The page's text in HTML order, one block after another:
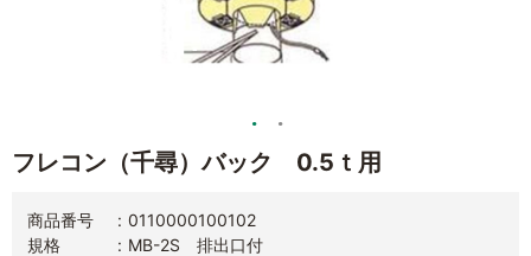
フレコン（千尋）バック 0.5ｔ用
商品番号
0110000100102
規格
MB-2S 排出口付